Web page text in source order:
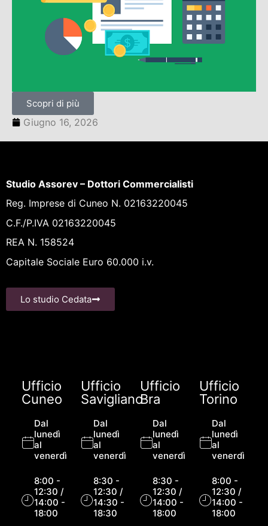
Scopri di più
Giugno 16, 2026
Studio Assorev – Dottori Commercialisti
Reg. Imprese di Cuneo N. 02163220045
C.F./P.IVA 02163220045
REA N. 158524
Capitale Sociale Euro 60.000 i.v.
Lo studio Cedata
Ufficio
Cuneo
Dal
lunedì
al
venerdì
8:00 -
12:30 /
14:00 -
18:00
Ufficio
Savigliano
Dal
lunedì
al
venerdì
8:30 -
12:30 /
14:30 -
18:30
Ufficio
Bra
Dal
lunedì
al
venerdì
8:30 -
12:30 /
14:00 -
18:00
Ufficio
Torino
Dal
lunedì
al
venerdì
8:00 -
12:30 /
14:00 -
18:00